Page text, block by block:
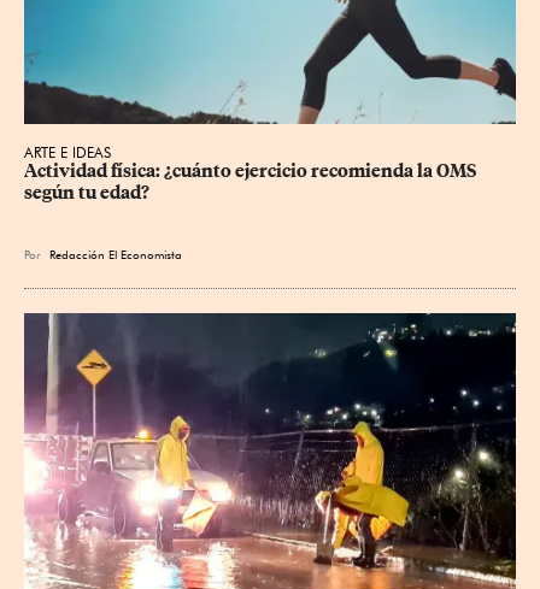
ARTE E IDEAS
Actividad física: ¿cuánto ejercicio recomienda la OMS
según tu edad?
Por Redacción El Economista